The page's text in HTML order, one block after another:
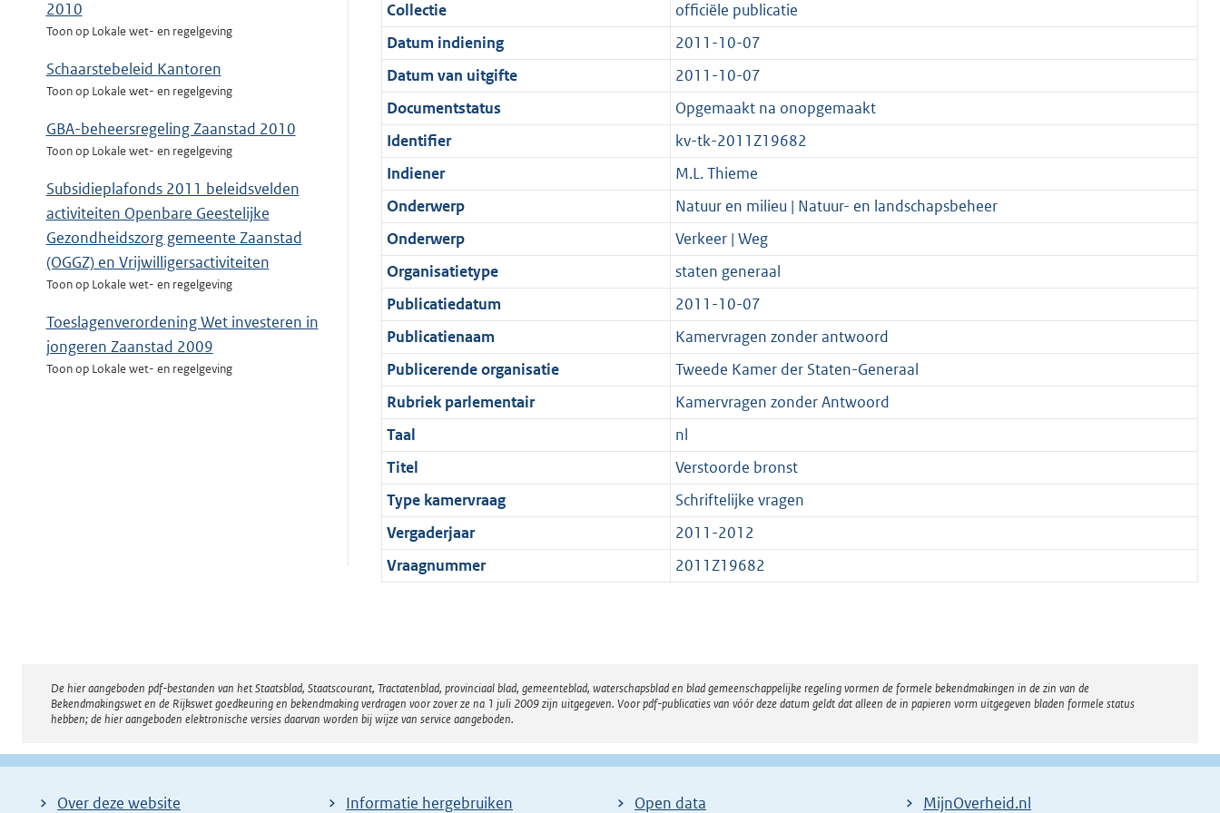
2010
Toon op Lokale wet- en regelgeving
Schaarstebeleid Kantoren
Toon op Lokale wet- en regelgeving
GBA-beheersregeling Zaanstad 2010
Toon op Lokale wet- en regelgeving
Subsidieplafonds 2011 beleidsvelden
activiteiten Openbare Geestelijke
Gezondheidszorg gemeente Zaanstad
(OGGZ) en Vrijwilligersactiviteiten
Toon op Lokale wet- en regelgeving
Toeslagenverordening Wet investeren in
jongeren Zaanstad 2009
Toon op Lokale wet- en regelgeving
i
e
i
n
f
o
r
m
a
a
t
4
0
K
b
t
i
e
i
n
f
o
r
m
a
a
t
:
1
0
K
b
a
t
i
e
i
n
f
o
r
m
a
a
t
e
:
4
K
b
c
a
t
i
e
i
n
f
o
r
m
a
a
t
t
e
:
2
K
b
r
t
K
g
t
2
Collectie
officiële publicatie
Datum indiening
2011-10-07
Datum van uitgifte
2011-10-07
Documentstatus
Opgemaakt na onopgemaakt
Identifier
kv-tk-2011Z19682
Indiener
M.L. Thieme
Onderwerp
Natuur en milieu | Natuur- en landschapsbeheer
Onderwerp
Verkeer | Weg
Organisatietype
staten generaal
Publicatiedatum
2011-10-07
Publicatienaam
Kamervragen zonder antwoord
Publicerende organisatie
Tweede Kamer der Staten-Generaal
Rubriek parlementair
Kamervragen zonder Antwoord
Taal
nl
Titel
Verstoorde bronst
Type kamervraag
Schriftelijke vragen
Vergaderjaar
2011-2012
Vraagnummer
2011Z19682
Disclaimer
De hier aangeboden pdf-bestanden van het Staatsblad, Staatscourant, Tractatenblad, provinciaal blad, gemeenteblad, waterschapsblad en blad gemeenschappelijke regeling vormen de formele bekendmakingen in de zin van de
Bekendmakingswet en de Rijkswet goedkeuring en bekendmaking verdragen voor zover ze na 1 juli 2009 zijn uitgegeven. Voor pdf-publicaties van vóór deze datum geldt dat alleen de in papieren vorm uitgegeven bladen formele status
hebben; de hier aangeboden elektronische versies daarvan worden bij wijze van service aangeboden.
Over deze website Informatie hergebruiken Open data MijnOverheid.nl